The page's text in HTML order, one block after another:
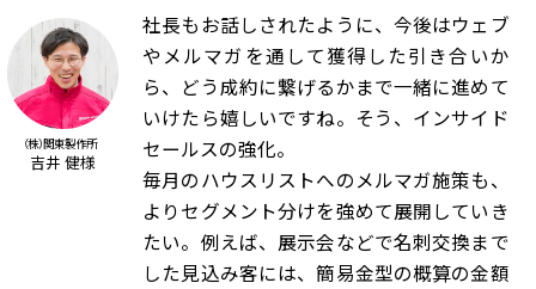
（株）関東製作所
吉井 健様
社長もお話しされたように、今後はウェブ
やメルマガを通して獲得した引き合いか
ら、どう成約に繋げるかまで一緒に進めて
いけたら嬉しいですね。そう、インサイド
セールスの強化。
毎月のハウスリストへのメルマガ施策も、
よりセグメント分けを強めて展開していき
たい。例えば、展示会などで名刺交換まで
した見込み客には、簡易金型の概算の金額